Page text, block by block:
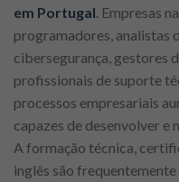
em Portugal . Empresas
programadores, analistas
cibersegurança, gestores
profissionais de suporte
processos empresariais
capazes de desenvolver e
A formação técnica,
inglês são